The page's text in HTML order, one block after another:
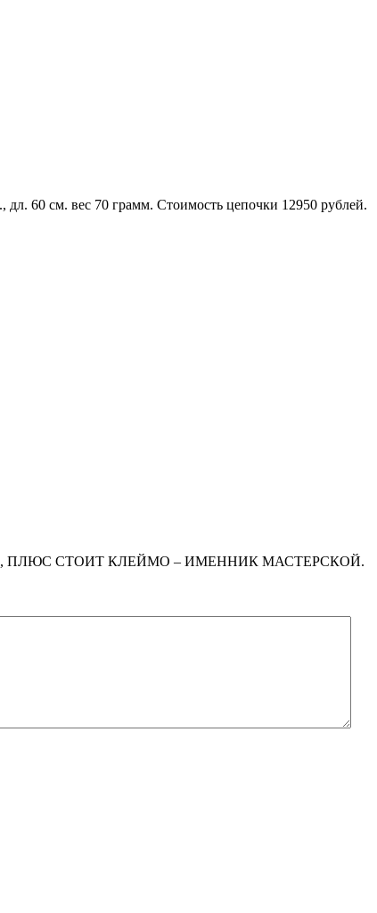
60 см. вес 70 грамм. Стоимость цепочки 12950 рублей.
ПЛЮС СТОИТ КЛЕЙМО – ИМЕННИК МАСТЕРСКОЙ.